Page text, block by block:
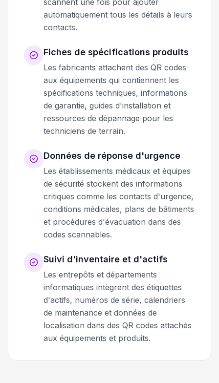
automatiquement tous les détails à leurs
contacts.
Fiches de spécifications produits
Les fabricants attachent des QR codes
aux équipements qui contiennent les
spécifications techniques, informations
de garantie, guides d'installation et
ressources de dépannage pour les
techniciens de terrain.
Données de réponse d'urgence
Les établissements médicaux et équipes
de sécurité stockent des informations
critiques comme les contacts d'urgence,
conditions médicales, plans de bâtiments
et procédures d'évacuation dans des
codes scannables.
Suivi d'inventaire et d'actifs
Les entrepôts et départements
informatiques intègrent des étiquettes
d'actifs, numéros de série, calendriers
de maintenance et données de
localisation dans des QR codes attachés
aux équipements et produits.